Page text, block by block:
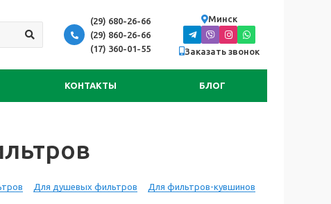
(29) 680-26-66
(29) 860-26-66
(17) 360-01-55
Минск
Заказать звонок
КОНТАКТЫ БЛОГ
Для душевых фильтров
Для фильтров-кувшинов